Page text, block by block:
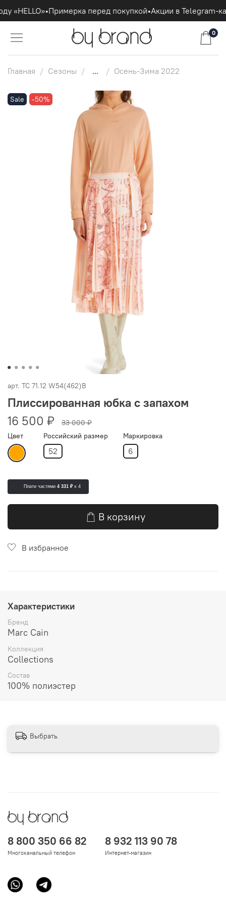
«HELLO»•Примерка перед покупкой•Акции в Telegram-
0
Главная Сезоны ... Осень-Зима 2022
Sale -50%
арт. TC 71.12 W54(462)В
Плиссированная юбка с запахом
16 500 ₽
33 000 ₽
Цвет
Российский размер
52
Маркировка
6
Плати частями 4 331 ₽ x 4
В корзину
В избранное
Характеристики
Бренд
Marc Cain
Коллекция
Collections
Состав
100% полиэстер
Выбрать
8 800 350 66 82
Многоканальный телефон
8 932 113 90 78
Интернет-магазин